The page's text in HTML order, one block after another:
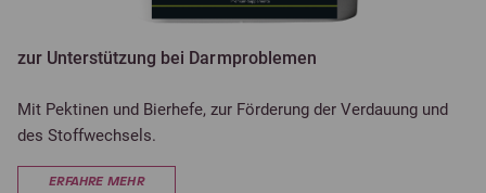
zur Unterstützung bei Darmproblemen
Mit Pektinen und Bierhefe, zur Förderung der Verdauung und
des Stoffwechsels.
ERFAHRE MEHR